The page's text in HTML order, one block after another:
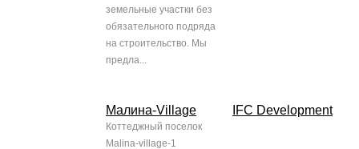
земельные участки без
обязательного подряда
на строительство. Мы
предла...
Малина-Village
Коттеджный поселок
Malina-village-1
IFC Development